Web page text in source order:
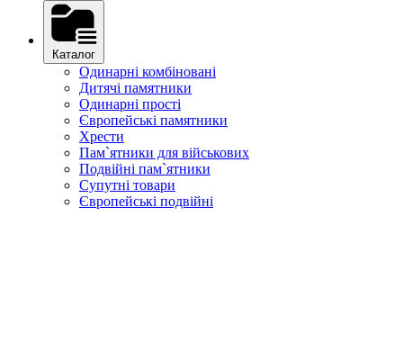
Каталог
Одинарні комбіновані
Дитячі памятники
Одинарні прості
Європейські памятники
Хрести
Пам`ятники для військових
Подвійні пам`ятники
Супутні товари
Європейські подвійні